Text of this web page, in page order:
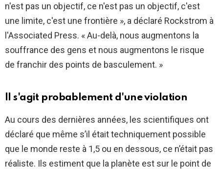
n'est pas un objectif, ce n'est pas un objectif, c'est
une limite, c'est une frontière », a déclaré Rockstrom à
l'Associated Press. « Au-delà, nous augmentons la
souffrance des gens et nous augmentons le risque
de franchir des points de basculement. »
Il s'agit probablement d'une violation
Au cours des dernières années, les scientifiques ont
déclaré que même s’il était techniquement possible
que le monde reste à 1,5 ou en dessous, ce n’était pas
réaliste. Ils estiment que la planète est sur le point de